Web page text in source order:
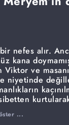
nefes alır.
kana
Viktor ve
niyetinde
ikiye
şey eskisinden
...